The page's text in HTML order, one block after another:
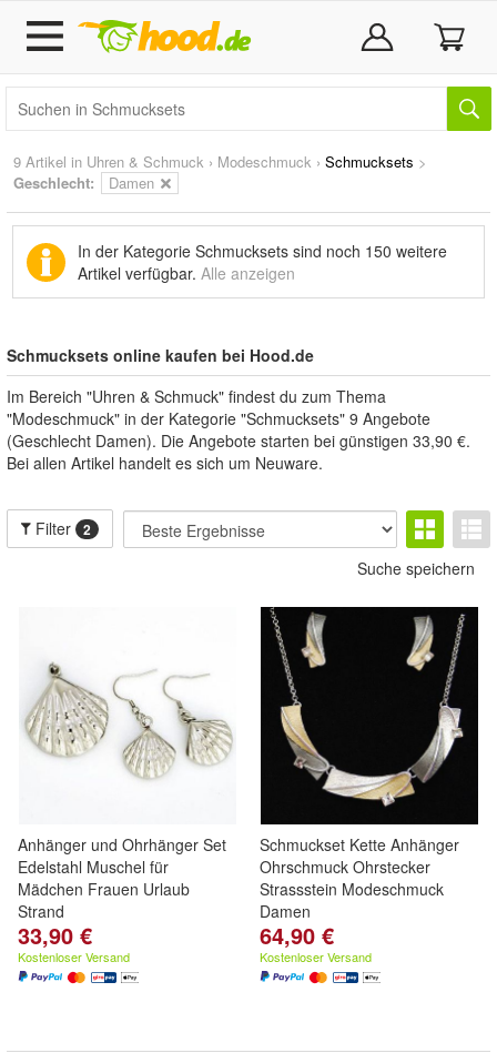
9 Artikel in Uhren & Schmuck › Modeschmuck › Schmucksets >
Geschlecht:
Damen
In der Kategorie Schmucksets sind noch 150 weitere
Artikel verfügbar. Alle anzeigen
Schmucksets online kaufen bei Hood.de
Im Bereich "Uhren & Schmuck" findest du zum Thema
"Modeschmuck" in der Kategorie "Schmucksets" 9 Angebote
(Geschlecht Damen). Die Angebote starten bei günstigen 33,90 €.
Bei allen Artikel handelt es sich um Neuware.
Filter 2
Suche speichern
Anhänger und Ohrhänger Set
Edelstahl Muschel für
Mädchen Frauen Urlaub
Strand
33,90 €
Kostenloser Versand
Schmuckset Kette Anhänger
Ohrschmuck Ohrstecker
Strassstein Modeschmuck
Damen
64,90 €
Kostenloser Versand